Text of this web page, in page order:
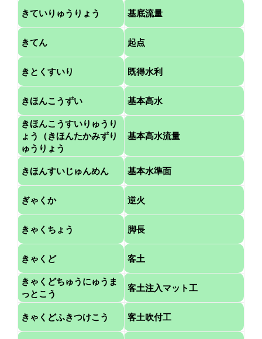
きていりゅうりょう 基底流量
きてん 起点
きとくすいり 既得水利
きほんこうずい
基本高水
きほんこうすいりゅうり
ょう（きほんたかみずり
ゅうりょう
基本高水流量
きほんすいじゅんめん 基本水準面
ぎゃくか 逆火
きゃくちょう 脚長
きゃくど
客土
きゃくどちゅうにゅうま
っとこう
客土注入マット工
きゃくどふきつけこう 客土吹付工